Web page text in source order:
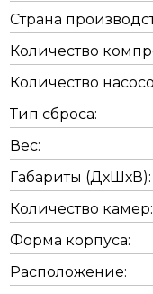
Страна
Количество
Количество
Тип сброса:
Вес:
Габариты (ДхШхВ):
Количество камер:
Форма корпуса:
Расположение: